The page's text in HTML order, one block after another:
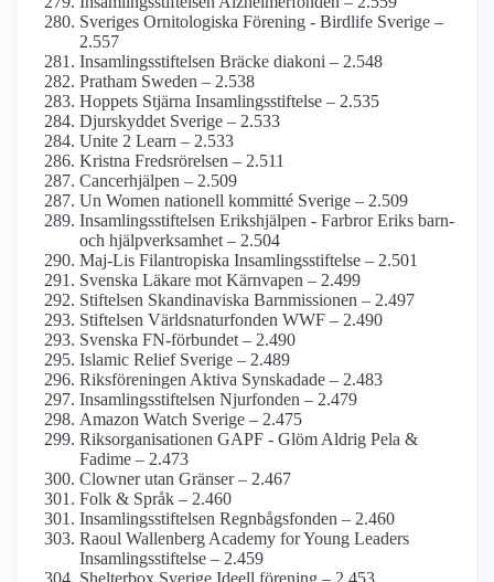
Sveriges Ornitologiska Förening - Birdlife Sverige –
2.557
Insamlings­stiftelsen Bräcke diakoni – 2.548
Pratham Sweden – 2.538
Hoppets Stjärna Insamlings­stiftelse – 2.535
Djurskyddet Sverige – 2.533
Unite 2 Learn – 2.533
Kristna Fredsrörelsen – 2.511
Cancerhjälpen – 2.509
Un Women nationell kommitté Sverige – 2.509
Insamlings­stiftelsen Erikshjälpen - Farbror Eriks barn-
och hjälpverksamhet – 2.504
Maj-Lis Filantropiska Insamlings­stiftelse – 2.501
Svenska Läkare mot Kärnvapen – 2.499
Stiftelsen Skandinaviska Barnmissionen – 2.497
Stiftelsen Världsnaturfonden WWF – 2.490
Svenska FN-förbundet – 2.490
Islamic Relief Sverige – 2.489
Riksföreningen Aktiva Synskadade – 2.483
Insamlings­stiftelsen Njurfonden – 2.479
Amazon Watch Sverige – 2.475
Riks­organisationen GAPF - Glöm Aldrig Pela &
Fadime – 2.473
Clowner utan Gränser – 2.467
Folk & Språk – 2.460
Insamlings­stiftelsen Regnbågs­fonden – 2.460
Raoul Wallenberg Academy for Young Leaders
Insamlings­stiftelse – 2.459
Shelterbox Sverige Ideell förening – 2.453